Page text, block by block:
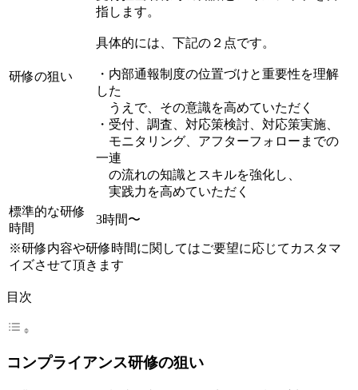
研修の狙い
指します。
具体的には、下記の２点です。
・内部通報制度の位置づけと重要性を理解
した
うえで、その意識を高めていただく
・受付、調査、対応策検討、対応策実施、
モニタリング、アフターフォローまでの
一連
の流れの知識とスキルを強化し、
実践力を高めていただく
標準的な研修
時間
3時間〜
※研修内容や研修時間に関してはご要望に応じてカスタマ
イズさせて頂きます
目次
コンプライアンス研修の狙い